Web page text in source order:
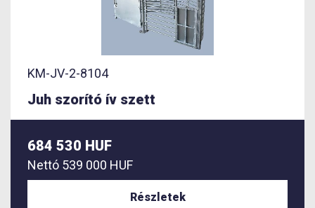
KM-JV-2-8104
Juh szorító ív szett
684 530 HUF
Nettó 539 000 HUF
Részletek